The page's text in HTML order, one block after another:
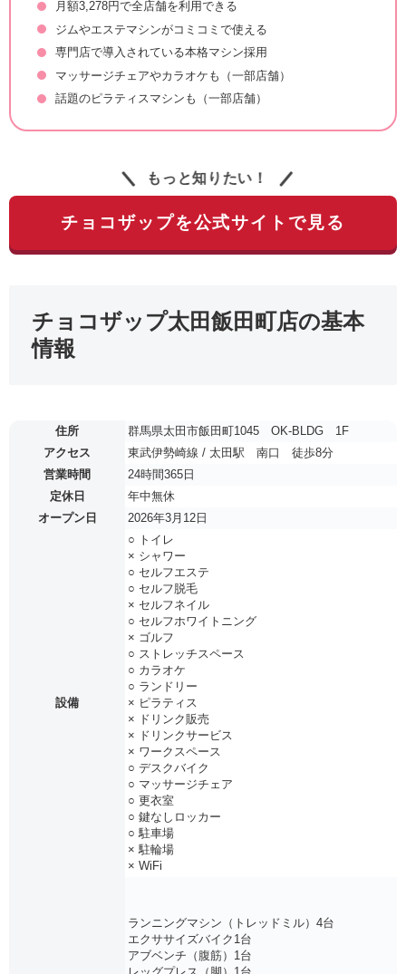
月額3,278円で全店舗を利用できる
ジムやエステマシンがコミコミで使える
専門店で導入されている本格マシン採用
マッサージチェアやカラオケも（一部店舗）
話題のピラティスマシンも（一部店舗）
もっと知りたい！
チョコザップを公式サイトで見る
チョコザップ太田飯田町店の基本
情報
住所
群馬県太田市飯田町1045 OK-BLDG 1F
アクセス
東武伊勢崎線 / 太田駅 南口 徒歩8分
営業時間
24時間365日
定休日
年中無休
オープン日
2026年3月12日
設備
○ トイレ
× シャワー
○ セルフエステ
○ セルフ脱毛
× セルフネイル
○ セルフホワイトニング
× ゴルフ
○ ストレッチスペース
○ カラオケ
○ ランドリー
× ピラティス
× ドリンク販売
× ドリンクサービス
× ワークスペース
○ デスクバイク
○ マッサージチェア
○ 更衣室
○ 鍵なしロッカー
○ 駐車場
× 駐輪場
× WiFi
ランニングマシン（トレッドミル）4台
エクササイズバイク1台
アブベンチ（腹筋）1台